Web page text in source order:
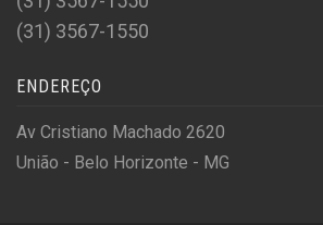
(31) 3567-1550
ENDEREÇO
Av Cristiano Machado 2620
União - Belo Horizonte - MG